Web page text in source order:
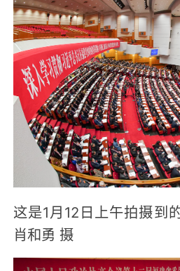
这是1月12日上午拍摄到
肖和勇 摄